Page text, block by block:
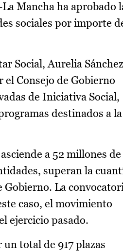
Mancha ha aprobado
sociales por importe
Social, Aurelia
Consejo de Gobierno
de Iniciativa Social,
destinados a la
a 52 millones de
superan la
La
caso, el movimiento
ejercicio pasado.
total de 917 plazas